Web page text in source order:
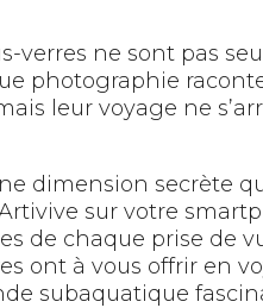
verres ne sont pas
photographie
leur voyage ne
dimension secrète
sur votre
de chaque prise de
ont à vous offrir en
subaquatique